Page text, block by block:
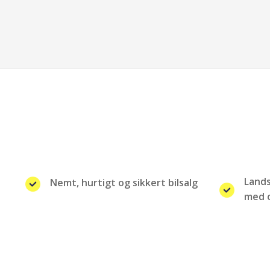
Nemt, hurtigt og sikkert bilsalg
med